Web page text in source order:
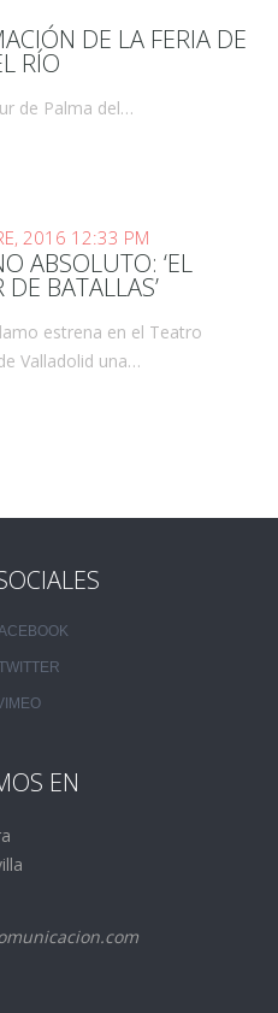
DE LA FERIA DE
RÍO
de Palma del…
2016 12:33 PM
ABSOLUTO: ‘EL
DE BATALLAS’
estrena en el Teatro
Valladolid una…
EN